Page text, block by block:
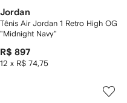
Jordan
Tênis Air Jordan 1 Retro High OG
"Midnight Navy"
R$ 897
12 x R$ 74,75